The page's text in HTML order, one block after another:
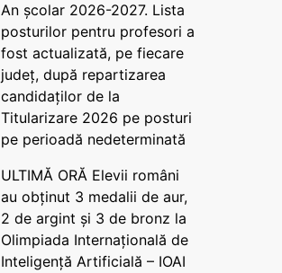
An școlar 2026-2027. Lista
posturilor pentru profesori a
fost actualizată, pe fiecare
județ, după repartizarea
candidaților de la
Titularizare 2026 pe posturi
pe perioadă nedeterminată
ULTIMĂ ORĂ Elevii români
au obținut 3 medalii de aur,
2 de argint și 3 de bronz la
Olimpiada Internațională de
Inteligență Artificială – IOAI